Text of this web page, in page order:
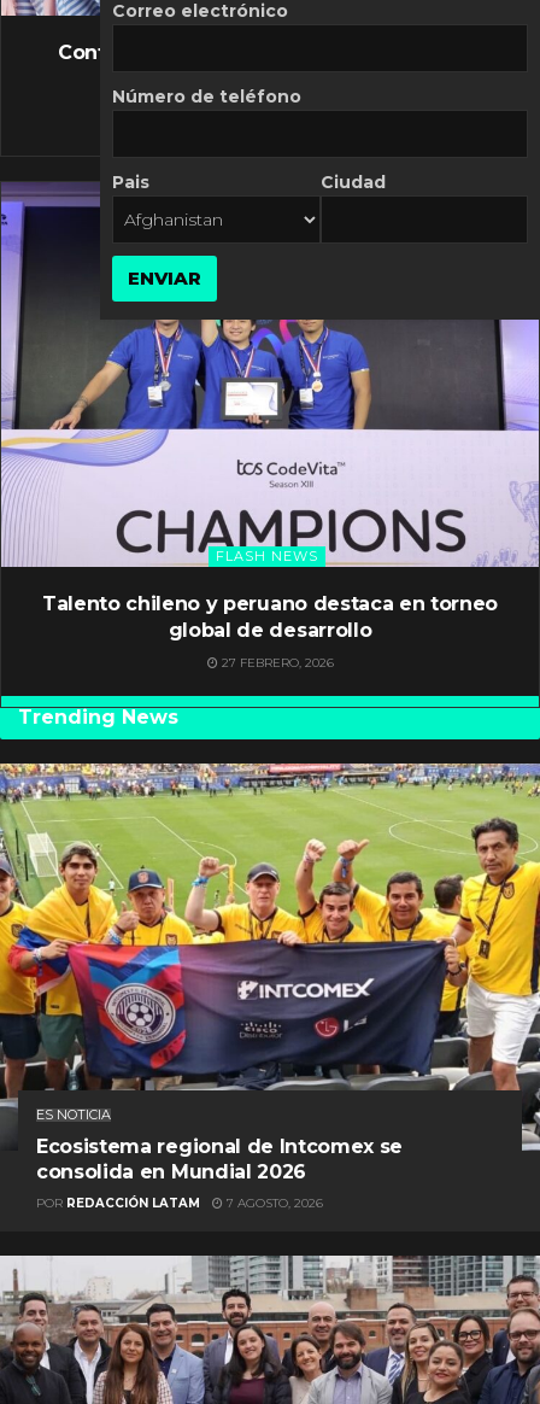
FLASH NEWS
Controversia de Mercado Libre por costos
10 MARZO, 2026
FLASH NEWS
Talento chileno y peruano destaca en torneo
global de desarrollo
27 FEBRERO, 2026
Trending News
ES NOTICIA
Ecosistema regional de Intcomex se
consolida en Mundial 2026
POR REDACCIÓN LATAM 7 AGOSTO, 2026
Correo electrónico
Número de teléfono
Pais Ciudad
ENVIAR